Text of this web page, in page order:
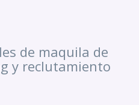
de maquila de
y reclutamiento